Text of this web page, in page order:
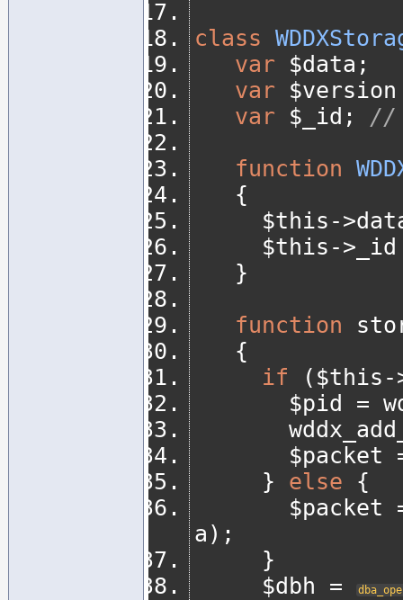
class
var $data ;
var
var $_id ;
//
function
{
	   $this
->
	   $this
->
}
function
{
if
( $this -
		   $pid
=
		   $packet
}
else
{
		   $packet
a );
}
	   $dbh
=